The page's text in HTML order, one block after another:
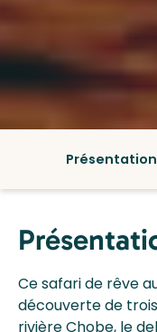
Présentation
Ce safari de rêve
découverte de
rivière Chobe, le